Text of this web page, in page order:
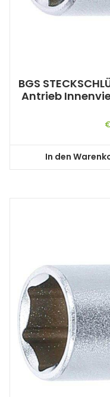
BGS
Antrieb
In den